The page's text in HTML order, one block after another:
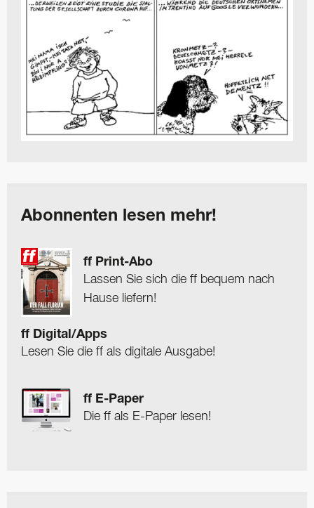
Abonnenten lesen mehr!
ff Print-Abo
Lassen Sie sich die ff bequem nach
Hause liefern!
ff Digital/Apps
Lesen Sie die ff als digitale Ausgabe!
ff E-Paper
Die ff als E-Paper lesen!